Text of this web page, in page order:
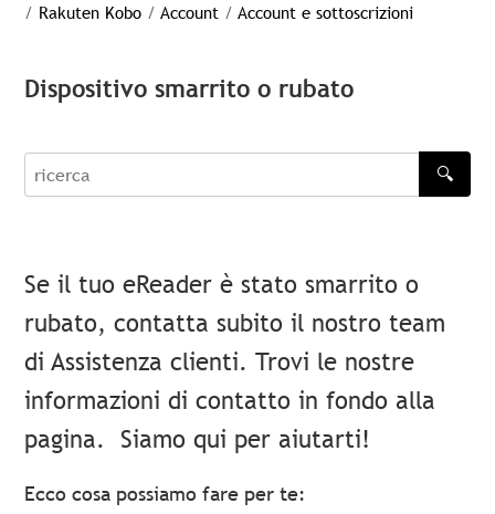
/ Rakuten Kobo / Account / Account e sottoscrizioni
Dispositivo smarrito o rubato
recherche
🔍
Se il tuo eReader è stato smarrito o
rubato, contatta subito il nostro team
di Assistenza clienti. Trovi le nostre
informazioni di contatto in fondo alla
pagina. Siamo qui per aiutarti!
Ecco cosa possiamo fare per te: